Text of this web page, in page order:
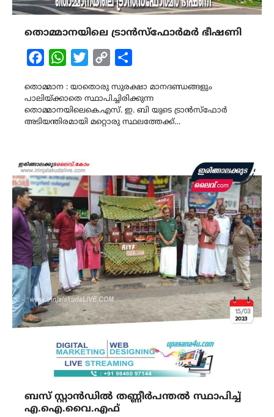
തൊമ്മാനയിലെ ട്രാൻസ്ഫോർമർ ഭീഷണി
FacebookWhatsAppTwitterCopy
തൊമ്മാന : യാതൊരു സുരക്ഷാ മാനദണ്ഡങ്ങളും
പാലിയ്ക്കാതെ സ്ഥാപിച്ചിരിക്കുന്ന
തൊമ്മാനയിലെകെ.എസ്. ഇ. ബി യുടെ ട്രാൻസ്ഫോർ
അടിയന്തിരമായി മറ്റൊരു സ്ഥലത്തേക്ക്…
ബസ് സ്റ്റാൻഡിൽ തണ്ണീർപന്തൽ സ്ഥാപിച്ച്‌
എ.ഐ.വൈ.എഫ്